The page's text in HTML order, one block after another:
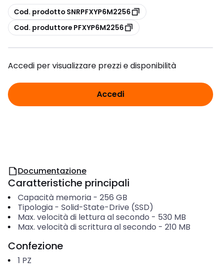
copia
Cod. prodotto SNRPFXYP6M2256
copia
Cod. produttore PFXYP6M2256
Accedi per visualizzare prezzi e disponibilità
Accedi
Documentazione
Caratteristiche principali
Capacità memoria- 256 GB
Tipologia- Solid-State-Drive (SSD)
Max. velocità di lettura al secondo - 530 MB
Max. velocità di scrittura al secondo - 210 MB
Confezione
1 PZ